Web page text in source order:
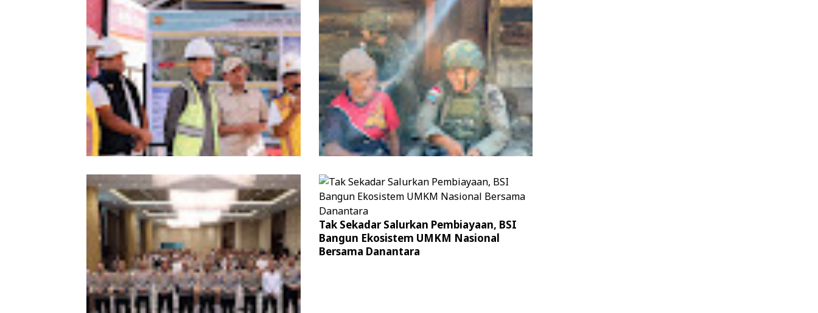
HUT ke-53 Bank Aceh: Momentum
Memperkuat Amanah, Menumbuhkan
Keberkahan Bagi Aceh
Kapolda Aceh Bersama Forkopimda
Sambut Kunjungan Kerja Wakil Presiden
RI di Kabupaten Bireuen
Wagub Aceh dampingi Wapres Gibran
Kunjungi Aceh, Pastikan Pemulihan
Pascabencana Hidrometeorologi
Patroli Humanis Satgas Kepolisian Ops
Damai Cartenz di Puncak Jaya Pererat
Kedekatan dengan Masyarakat
Tak Sekadar Salurkan Pembiayaan, BSI
Bangun Ekosistem UMKM Nasional
Bersama Danantara